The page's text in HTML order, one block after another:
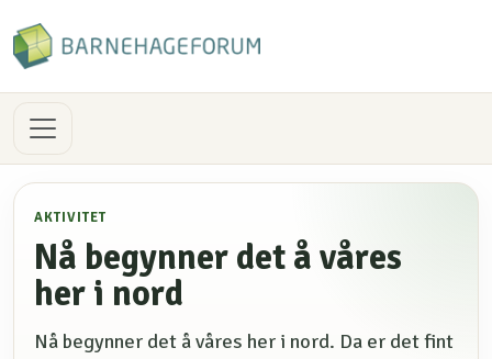
AKTIVITET
Nå begynner det å våres
her i nord
Nå begynner det å våres her i nord. Da er det fint